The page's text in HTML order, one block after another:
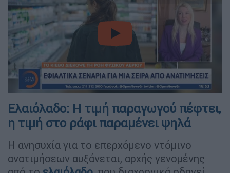
video
Ελαιόλαδο: Η τιμή παραγωγού πέφτει,
η τιμή στο ράφι παραμένει ψηλά
Η ανησυχία για το επερχόμενο ντόμινο
ανατιμήσεων αυξάνεται, αρχής γενομένης